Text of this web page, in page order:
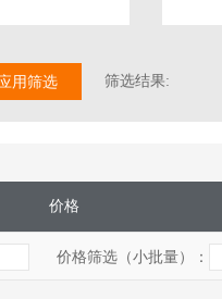
用筛选 筛选结果:
价格
价格筛选（小批量）：